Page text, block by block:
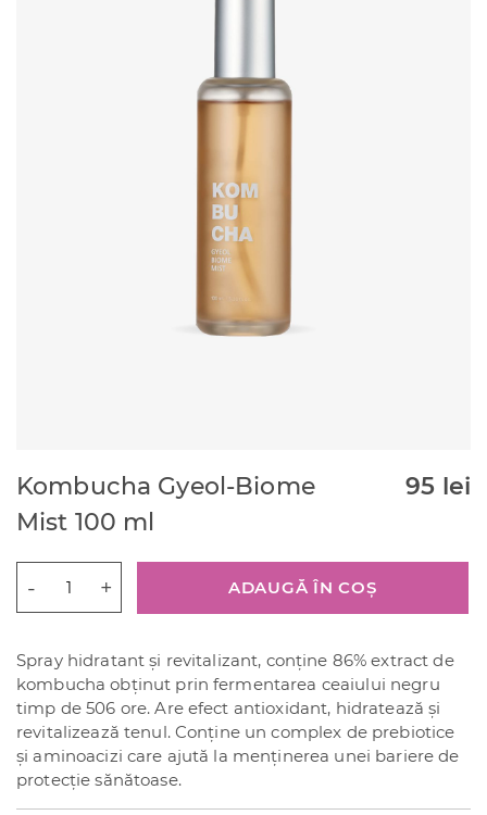
Kombucha Gyeol-Biome
Mist 100 ml
95 lei
Kombucha
Mist
100
ml
ADAUGĂ ÎN COȘ
Spray hidratant și revitalizant, conține 86% extract de
kombucha obținut prin fermentarea ceaiului negru
timp de 506 ore. Are efect antioxidant, hidratează și
revitalizează tenul. Conține un complex de prebiotice
și aminoacizi care ajută la menținerea unei bariere de
protecție sănătoase.